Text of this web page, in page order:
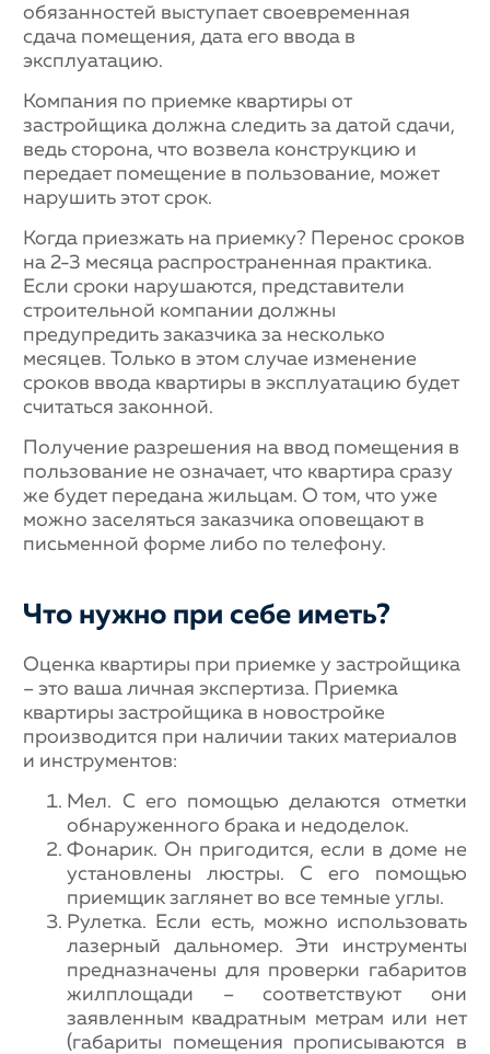
обязанностей выступает своевременная
сдача помещения, дата его ввода в
эксплуатацию.
Компания по приемке квартиры от
застройщика должна следить за датой сдачи,
ведь сторона, что возвела конструкцию и
передает помещение в пользование, может
нарушить этот срок.
Когда приезжать на приемку? Перенос сроков
на 2-3 месяца распространенная практика.
Если сроки нарушаются, представители
строительной компании должны
предупредить заказчика за несколько
месяцев. Только в этом случае изменение
сроков ввода квартиры в эксплуатацию будет
считаться законной.
Получение разрешения на ввод помещения в
пользование не означает, что квартира сразу
же будет передана жильцам. О том, что уже
можно заселяться заказчика оповещают в
письменной форме либо по телефону.
Что нужно при себе иметь?
Оценка квартиры при приемке у застройщика
– это ваша личная экспертиза. Приемка
квартиры застройщика в новостройке
производится при наличии таких материалов
и инструментов:
Мел. С его помощью делаются отметки
обнаруженного брака и недоделок.
Фонарик. Он пригодится, если в доме не
установлены люстры. С его помощью
приемщик заглянет во все темные углы.
Рулетка. Если есть, можно использовать
лазерный дальномер. Эти инструменты
предназначены для проверки габаритов
жилплощади – соответствуют они
заявленным квадратным метрам или нет
(габариты помещения прописываются в